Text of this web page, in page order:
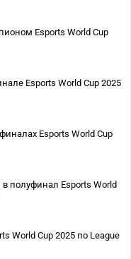
Esports World Cup
Esports World Cup 2025
Esports World Cup
полуфинал Esports World
World Cup 2025 по League